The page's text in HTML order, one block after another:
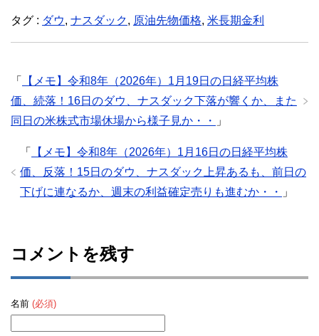
タグ : ダウ, ナスダック, 原油先物価格, 米長期金利
「
【メモ】令和8年（2026年）1月19日の日経平均株
価、続落！16日のダウ、ナスダック下落が響くか、また
同日の米株式市場休場から様子見か・・
」
「
【メモ】令和8年（2026年）1月16日の日経平均株
価、反落！15日のダウ、ナスダック上昇あるも、前日の
下げに連なるか、週末の利益確定売りも進むか・・
」
コメントを残す
名前 (必須)